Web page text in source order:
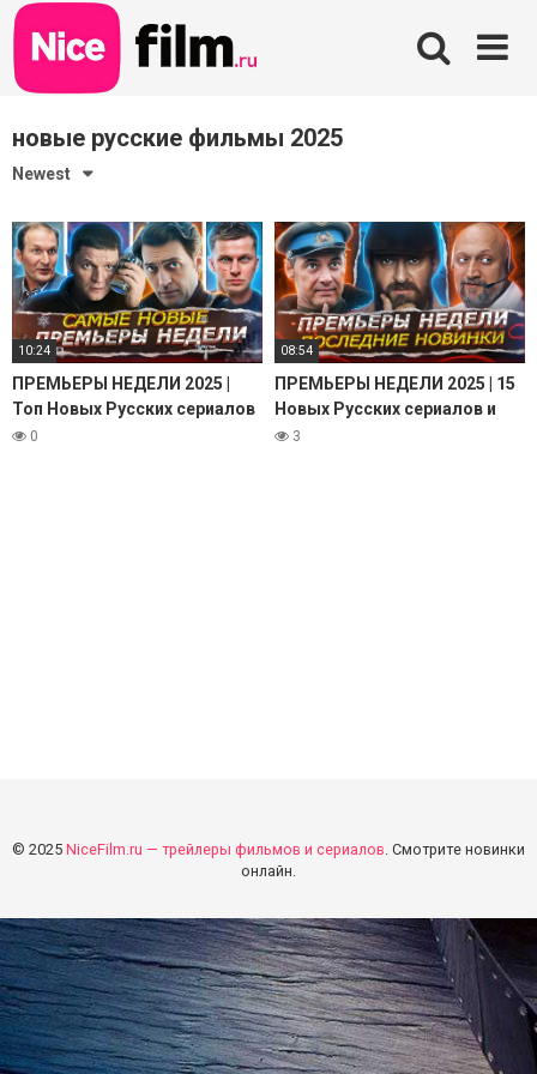
Skip
to
content
новые русские фильмы 2025
Newest
10:24
ПРЕМЬЕРЫ НЕДЕЛИ 2025 |
Топ Новых Русских сериалов
и фильмов декабрь январь
0
08:54
ПРЕМЬЕРЫ НЕДЕЛИ 2025 | 15
Новых Русских сериалов и
фильмов ноября 2025 года
3
© 2025 NiceFilm.ru — трейлеры фильмов и сериалов. Смотрите новинки
онлайн.